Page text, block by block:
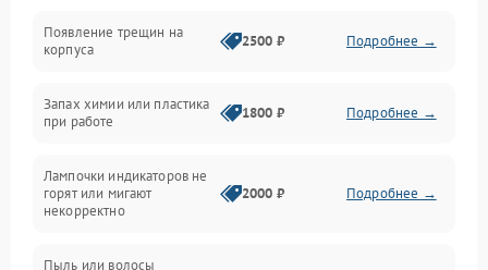
Проблемы с сигналом
Батарея
Появление трещин на
корпуса
2500 ₽ Подробнее →
Запах химии или пластика
при работе
1800 ₽ Подробнее →
Лампочки индикаторов не
горят или мигают
некорректно
2000 ₽ Подробнее →
Пыль или волосы